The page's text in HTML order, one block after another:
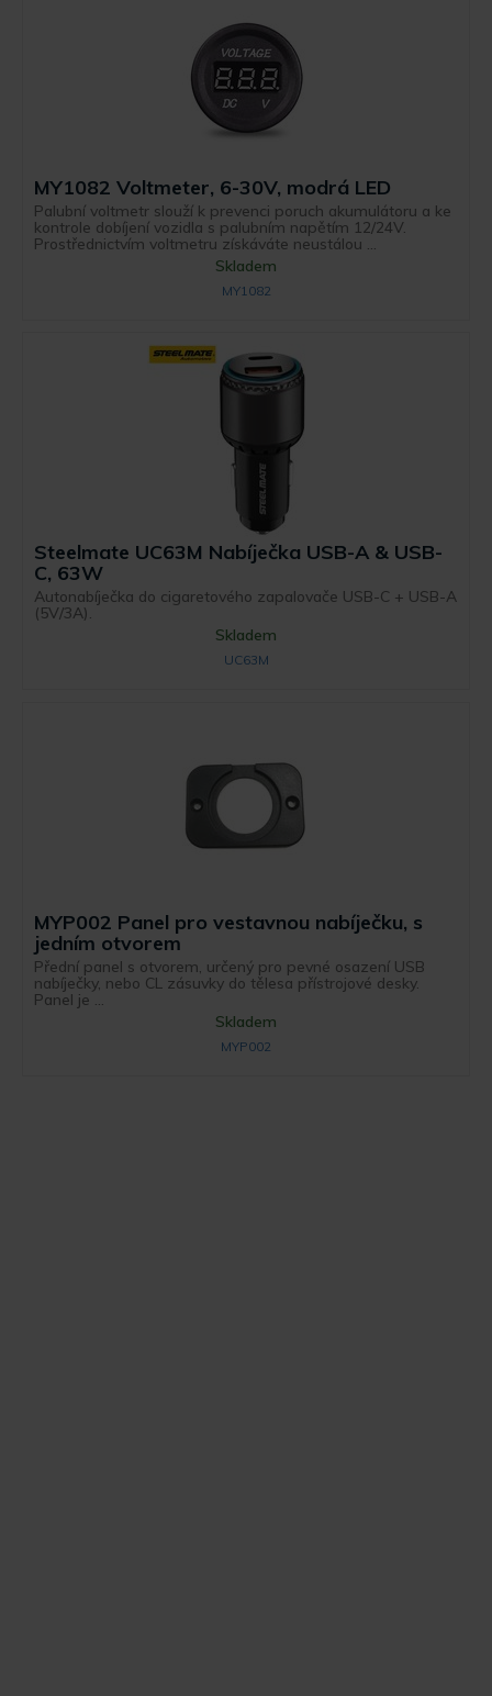
MY1082 Voltmeter, 6-30V, modrá LED
Palubní voltmetr slouží k prevenci poruch akumulátoru a ke
kontrole dobíjení vozidla s palubním napětím 12/24V.
Prostřednictvím voltmetru získáváte neustálou ...
Skladem
MY1082
Steelmate UC63M Nabíječka USB-A & USB-
C, 63W
Autonabíječka do cigaretového zapalovače USB-C + USB-A
(5V/3A).
Skladem
UC63M
MYP002 Panel pro vestavnou nabíječku, s
jedním otvorem
Přední panel s otvorem, určený pro pevné osazení USB
nabíječky, nebo CL zásuvky do tělesa přístrojové desky.
Panel je ...
Skladem
MYP002